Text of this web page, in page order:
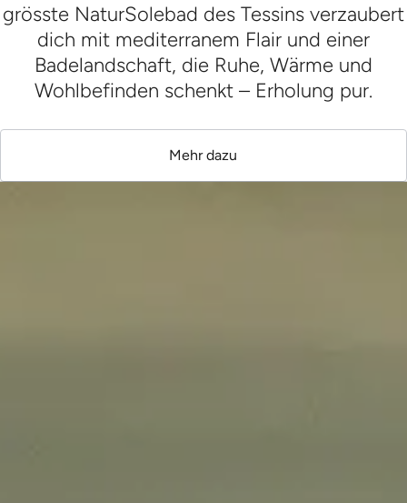
grösste NaturSolebad des Tessins verzaubert
dich mit mediterranem Flair und einer
Badelandschaft, die Ruhe, Wärme und
Wohlbefinden schenkt – Erholung pur.
Mehr dazu